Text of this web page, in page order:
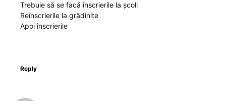
Trebuie să se facă înscrierile la școli
Reînscrierile la grădinițe
Apoi înscrierile
Reply